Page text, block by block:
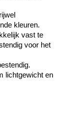
kleuren.
vast te
voor het
lichtgewicht en